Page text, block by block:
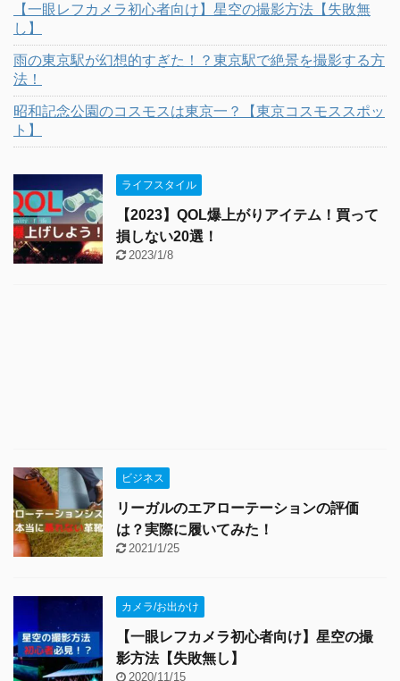
【一眼レフカメラ初心者向け】星空の撮影方法【失敗無
し】
雨の東京駅が幻想的すぎた！？東京駅で絶景を撮影する方
法！
昭和記念公園のコスモスは東京一？【東京コスモススポッ
ト】
ライフスタイル
【2023】QOL爆上がりアイテム！買って
損しない20選！
2023/1/8
ビジネス
リーガルのエアローテーションの評価
は？実際に履いてみた！
2021/1/25
カメラ/お出かけ
【一眼レフカメラ初心者向け】星空の撮
影方法【失敗無し】
2020/11/15